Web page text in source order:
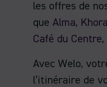
les offres de
que Alma, Khora
Café du Centre,
Avec Welo,
l’itinéraire de